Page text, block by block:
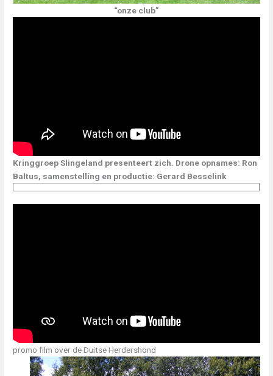
“onze club”
Kringgroep Slingeland presenteert zich. Drone opnames: Ron
Baltus, samenstelling en productie: Gerard Besselink
promo film over de Duitse Herdershond